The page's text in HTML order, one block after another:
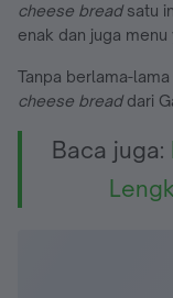
cheese breadsatu
enak dan juga
Tanpa berlama-
cheese bread dari
Baca juga: